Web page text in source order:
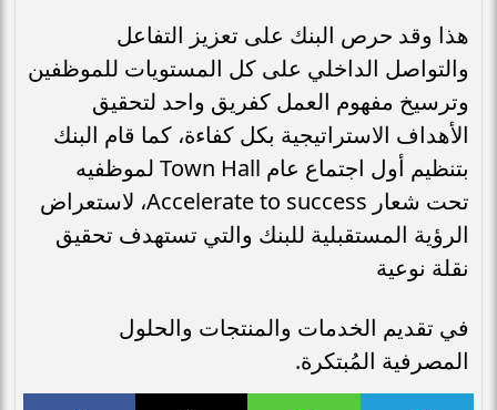
هذا وقد حرص البنك على تعزيز التفاعل
والتواصل الداخلي على كل المستويات للموظفين
وترسيخ مفهوم العمل كفريق واحد لتحقيق
الأهداف الاستراتيجية بكل كفاءة، كما قام البنك
بتنظيم أول اجتماع عام Town Hall لموظفيه
تحت شعار Accelerate to success، لاستعراض
الرؤية المستقبلية للبنك والتي تستهدف تحقيق
نقلة نوعية
في تقديم الخدمات والمنتجات والحلول
المصرفية المُبتكرة.